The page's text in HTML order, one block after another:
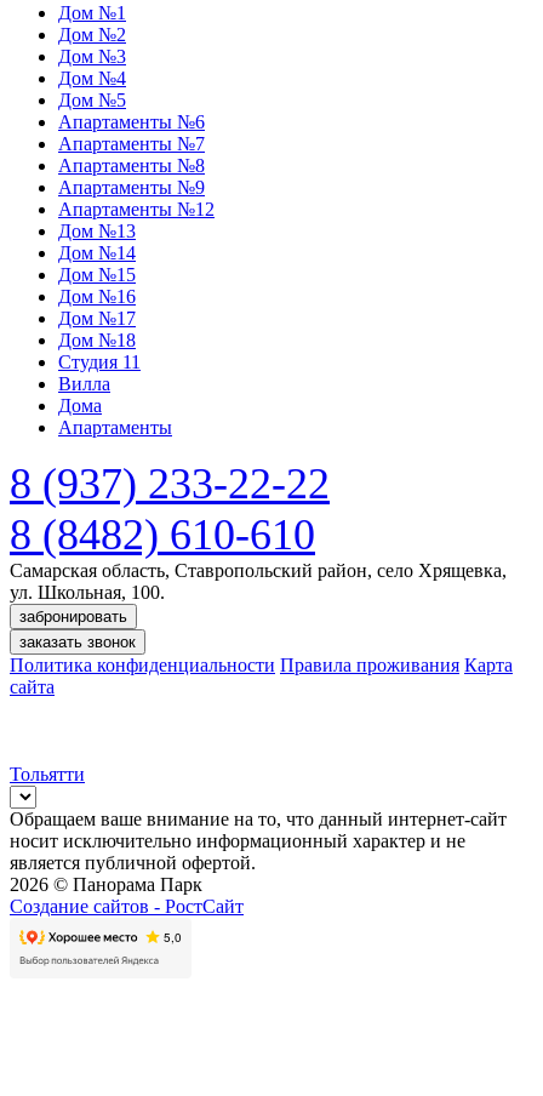
Дом №1
Дом №2
Дом №3
Дом №4
Дом №5
Апартаменты №6
Апартаменты №7
Апартаменты №8
Апартаменты №9
Апартаменты №12
Дом №13
Дом №14
Дом №15
Дом №16
Дом №17
Дом №18
Студия 11
Вилла
Дома
Апартаменты
8 (937) 233-22-22
8 (8482) 610-610
Самарская область, Ставропольский район, село Хрящевка,
ул. Школьная, 100.
забронировать
заказать звонок
Политика конфиденциальности Правила проживания Карта
сайта
Тольятти
Обращаем ваше внимание на то, что данный интернет-сайт
носит исключительно информационный характер и не
является публичной офертой.
2026 © Панорама Парк
Создание сайтов - РостСайт